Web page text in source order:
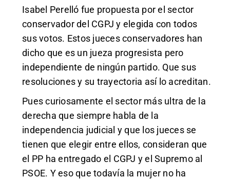
Isabel Perelló fue propuesta por el sector
conservador del CGPJ y elegida con todos
sus votos. Estos jueces conservadores han
dicho que es un jueza progresista pero
independiente de ningún partido. Que sus
resoluciones y su trayectoria así lo acreditan.
Pues curiosamente el sector más ultra de la
derecha que siempre habla de la
independencia judicial y que los jueces se
tienen que elegir entre ellos, consideran que
el PP ha entregado el CGPJ y el Supremo al
PSOE. Y eso que todavía la mujer no ha